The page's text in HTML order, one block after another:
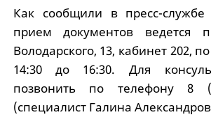
Как сообщили в пресс-службе
прием документов ведется
Володарского, 13, кабинет 202,
14:30 до 16:30. Для
позвонить по телефону 8
(специалист Галина